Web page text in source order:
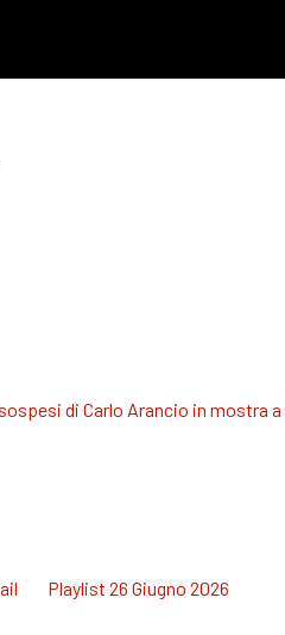
di Carlo Arancio in mostra a
Playlist 26 Giugno 2026